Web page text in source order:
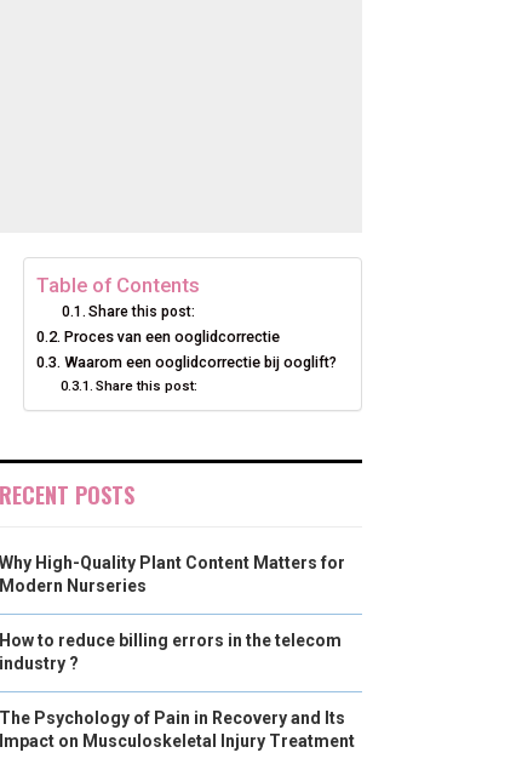
Table of Contents
Share this post:
Proces van een ooglidcorrectie
Waarom een ooglidcorrectie bij ooglift?
Share this post:
RECENT POSTS
Why High-Quality Plant Content Matters for
Modern Nurseries
How to reduce billing errors in the telecom
industry ?
The Psychology of Pain in Recovery and Its
Impact on Musculoskeletal Injury Treatment